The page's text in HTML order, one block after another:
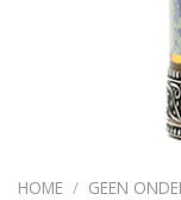
HOME / GEEN